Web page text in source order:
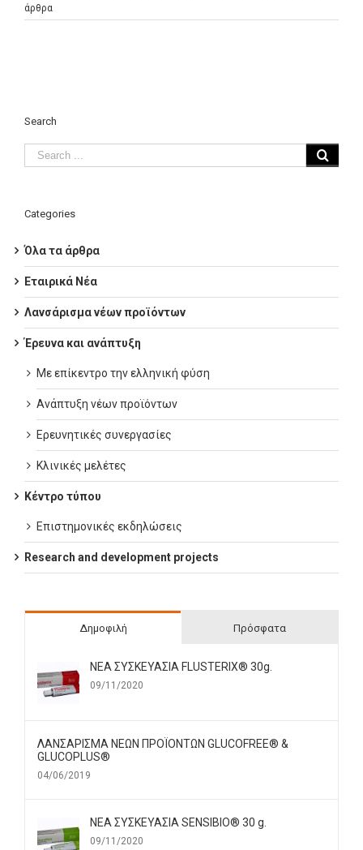
άρθρα
Search
Categories
Όλα τα άρθρα
Εταιρικά Νέα
Λανσάρισμα νέων προϊόντων
Έρευνα και ανάπτυξη
Με επίκεντρο την ελληνική φύση
Ανάπτυξη νέων προϊόντων
Ερευνητικές συνεργασίες
Κλινικές μελέτες
Κέντρο τύπου
Επιστημονικές εκδηλώσεις
Research and development projects
Δημοφιλή Πρόσφατα
ΝΕΑ ΣΥΣΚΕΥΑΣΙΑ FLUSTERIX® 30g.
09/11/2020
ΛΑΝΣΑΡΙΣΜΑ ΝΕΩΝ ΠΡΟΪΟΝΤΩΝ GLUCOFREE® &
GLUCOPLUS®
04/06/2019
ΝΕΑ ΣΥΣΚΕΥΑΣΙΑ SENSIBIO® 30 g.
09/11/2020